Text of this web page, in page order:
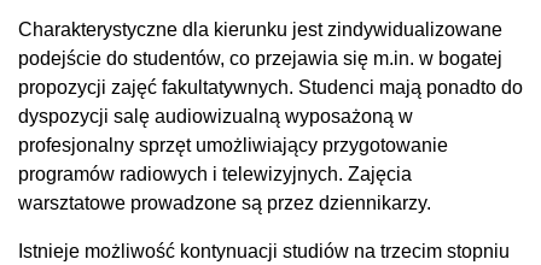
Charakterystyczne dla kierunku jest zindywidualizowane
podejście do studentów, co przejawia się m.in. w bogatej
propozycji zajęć fakultatywnych. Studenci mają ponadto do
dyspozycji salę audiowizualną wyposażoną w
profesjonalny sprzęt umożliwiający przygotowanie
programów radiowych i telewizyjnych. Zajęcia
warsztatowe prowadzone są przez dziennikarzy.
Istnieje możliwość kontynuacji studiów na trzecim stopniu